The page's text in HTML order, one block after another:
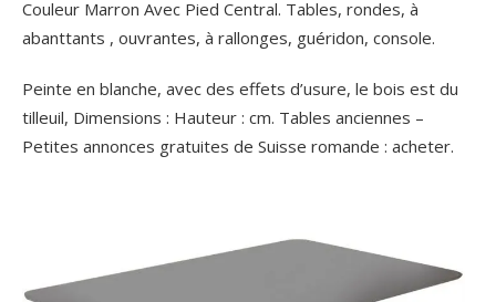
Couleur Marron Avec Pied Central. Tables, rondes, à
abanttants , ouvrantes, à rallonges, guéridon, console.
Peinte en blanche, avec des effets d’usure, le bois est du
tilleuil, Dimensions : Hauteur : cm. Tables anciennes –
Petites annonces gratuites de Suisse romande : acheter.